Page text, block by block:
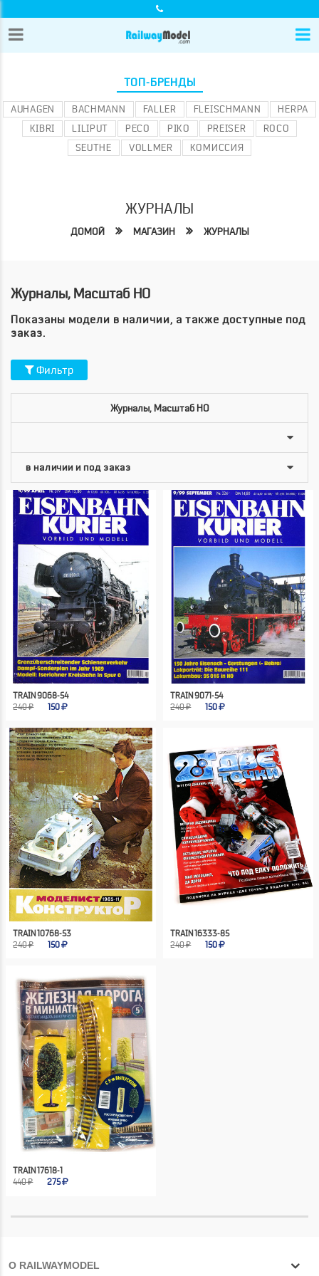
ТОП-БРЕНДЫ
AUHAGEN BACHMANN FALLER FLEISCHMANN
HERPA
KIBRI
LILIPUT PECO PIKO PREISER
ROCO
SEUTHE
VOLLMER КОМИССИЯ
ЖУРНАЛЫ
ДОМОЙ МАГАЗИН ЖУРНАЛЫ
Журналы, Масштаб HO
Показаны модели в наличии, а также доступные под
заказ.
Фильтр
Журналы, Масштаб HO
TRAIN 9068-54
240 ₽
150
TRAIN 9071-54
240 ₽
150
TRAIN 10768-53
240 ₽
150
TRAIN 16333-85
240 ₽
150
TRAIN 17618-1
440 ₽
275
О RAILWAYMODEL